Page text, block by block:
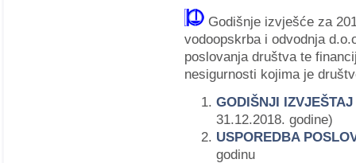
Godišnje izvješće za
vodoopskrba i odvodnja
poslovanja društva te
nesigurnosti kojima je
GODIŠNJI
31.12.2018. godine)
USPOREDBA
godinu